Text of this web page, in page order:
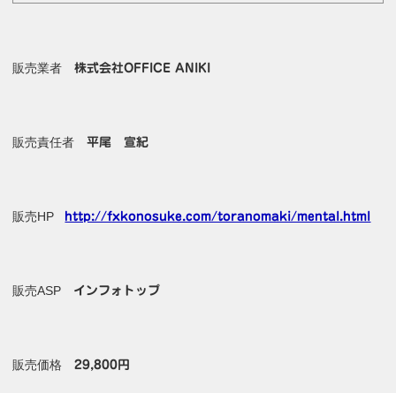
販売業者株式会社OFFICE ANIKI
販売責任者平尾 宣紀
販売HP http://fxkonosuke.com/toranomaki/mental.html
販売ASP インフォトップ
販売価格29,800円